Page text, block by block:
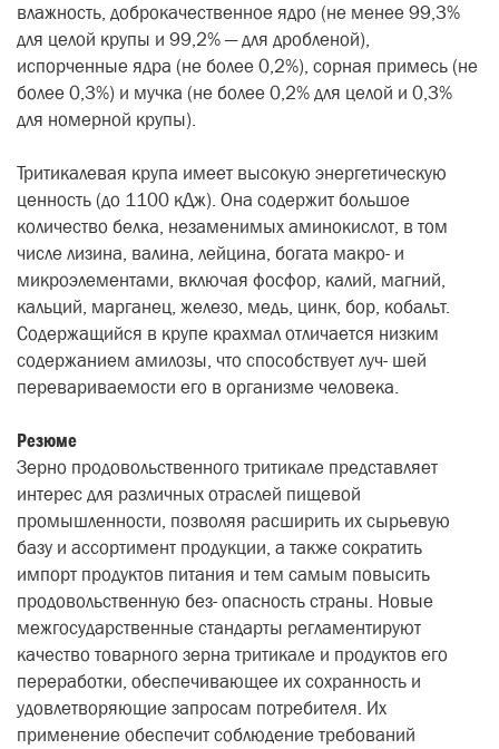
влажность, доброкачественное ядро (не менее 99,3%
для целой крупы и 99,2% — для дробленой),
испорченные ядра (не более 0,2%), сорная примесь (не
более 0,3%) и мучка (не более 0,2% для целой и 0,3%
для номерной крупы).
Тритикалевая крупа имеет высокую энергетическую
ценность (до 1100 кДж). Она содержит большое
количество белка, незаменимых аминокислот, в том
числе лизина, валина, лейцина, богата макро- и
микроэлементами, включая фосфор, калий, магний,
кальций, марганец, железо, медь, цинк, бор, кобальт.
Содержащийся в крупе крахмал отличается низким
содержанием амилозы, что способствует луч- шей
перевариваемости его в организме человека.
Резюме
Зерно продовольственного тритикале представляет
интерес для различных отраслей пищевой
промышленности, позволяя расширить их сырьевую
базу и ассортимент продукции, а также сократить
импорт продуктов питания и тем самым повысить
продовольственную без- опасность страны. Новые
межгосударственные стандарты регламентируют
качество товарного зерна тритикале и продуктов его
переработки, обеспечивающее их сохранность и
удовлетворяющие запросам потребителя. Их
применение обеспечит соблюдение требований